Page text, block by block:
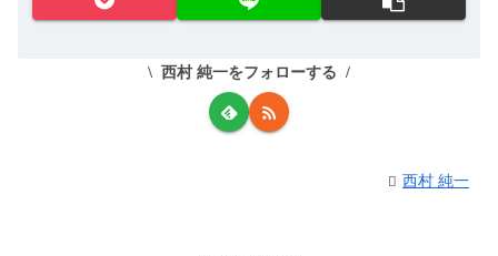
西村 純一をフォローする
西村 純一